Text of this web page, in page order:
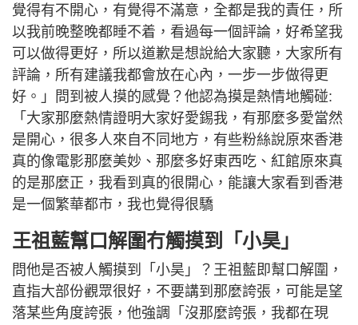
覺得有不開心，有覺得不滿意，全都是我的責任，所
以我前晚整晚都睡不着，看過每一個評論，好希望我
可以做得更好，所以道歉是想說給大家聽，大家所有
評論，所有建議我都會放在心內，一步一步做得更
好。」問到被人摸的感覺？他認為摸是熱情地觸碰:
「大家那麼熱情證明大家好愛錫我，有那麼多愛當然
是開心，很多人來自不同地方，有些粉絲說原來香港
真的像電影那麼美妙、那麼多好東西吃、紅館原來真
的是那麼正，我看到真的很開心，能讓大家看到香港
是一個繁華都市，我也覺得很驕
王祖藍幫口解圍冇觸摸到「小昊」
問他是否被人觸摸到「小昊」？王祖藍即幫口解圍，
直指大部份觀眾很好，不要講到那麼誇張，可能是望
落某些角度誇張，他強調「沒那麼誇張，我都在現